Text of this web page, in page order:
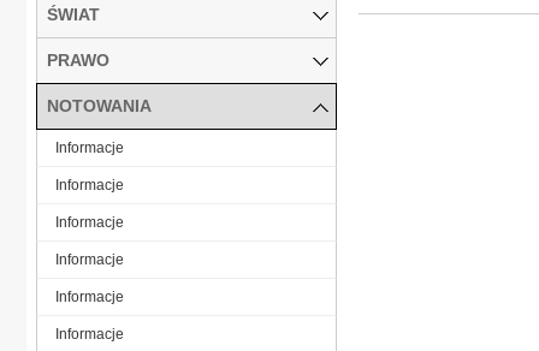
ŚWIAT
PRAWO
NOTOWANIA
Informacje
Informacje
Informacje
Informacje
Informacje
Informacje